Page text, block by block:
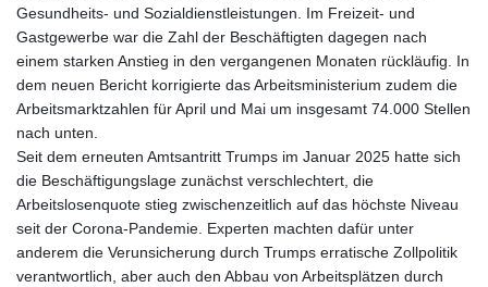
Gesundheits- und Sozialdienstleistungen. Im Freizeit- und
Gastgewerbe war die Zahl der Beschäftigten dagegen nach
einem starken Anstieg in den vergangenen Monaten rückläufig. In
dem neuen Bericht korrigierte das Arbeitsministerium zudem die
Arbeitsmarktzahlen für April und Mai um insgesamt 74.000 Stellen
nach unten.
Seit dem erneuten Amtsantritt Trumps im Januar 2025 hatte sich
die Beschäftigungslage zunächst verschlechtert, die
Arbeitslosenquote stieg zwischenzeitlich auf das höchste Niveau
seit der Corona-Pandemie. Experten machten dafür unter
anderem die Verunsicherung durch Trumps erratische Zollpolitik
verantwortlich, aber auch den Abbau von Arbeitsplätzen durch